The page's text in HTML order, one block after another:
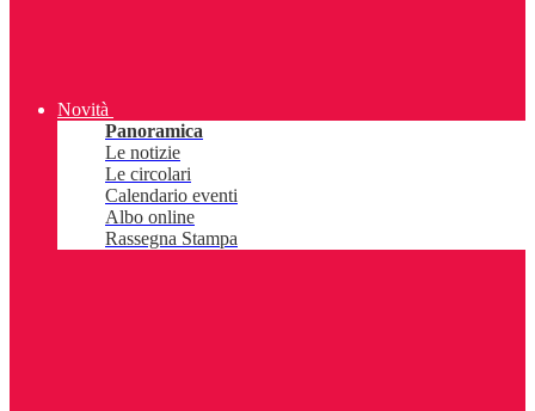
Novità
Panoramica
Le notizie
Le circolari
Calendario eventi
Albo online
Rassegna Stampa